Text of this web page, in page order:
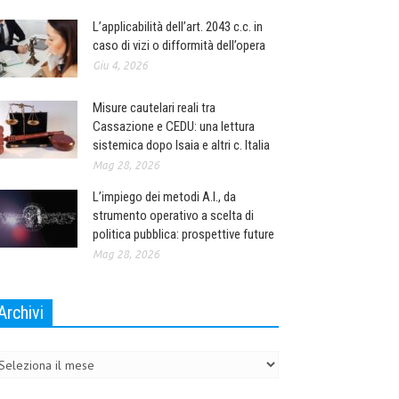
L’applicabilità dell’art. 2043 c.c. in
caso di vizi o difformità dell’opera
Giu 4, 2026
Misure cautelari reali tra
Cassazione e CEDU: una lettura
sistemica dopo Isaia e altri c. Italia
Mag 28, 2026
L’impiego dei metodi A.I., da
strumento operativo a scelta di
politica pubblica: prospettive future
Mag 28, 2026